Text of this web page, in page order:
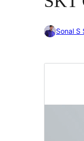
Sonal S